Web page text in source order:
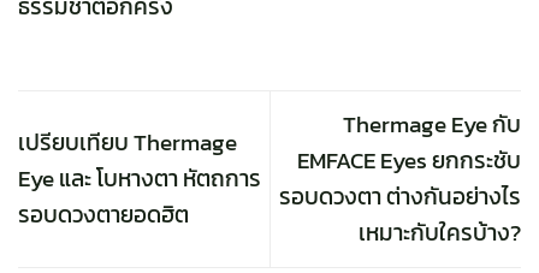
เปรียบเทียบ Thermage
Eye และ โบหางตา หัตถการ
รอบดวงตายอดฮิต
Thermage Eye กับ
EMFACE Eyes ยกกระชับ
รอบดวงตา ต่างกันอย่างไร
เหมาะกับใครบ้าง?